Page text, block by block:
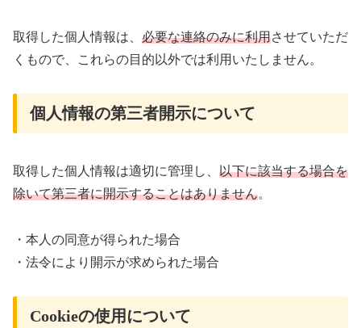
取得した個人情報は、 必要な連絡のみに利用させていただ
くもので、これらの目的以外では利用いたしません。
個人情報の第三者開示について
取得した個人情報は適切に管理し、 以下に該当する場合を
除いて第三者に開示することはありません。
・本人の同意が得られた場合
・法令により開示が求められた場合
Cookieの使用について